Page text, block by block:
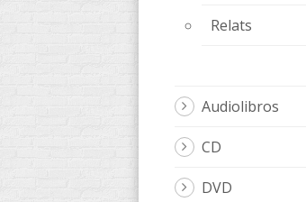
Relats
Audiolibros
CD
DVD